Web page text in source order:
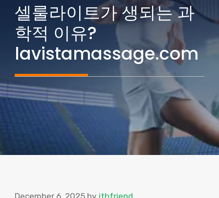
셀룰라이트가 생되는 과
학적 이유?
lavistamassage.com
December 6, 2025 by jthfriend